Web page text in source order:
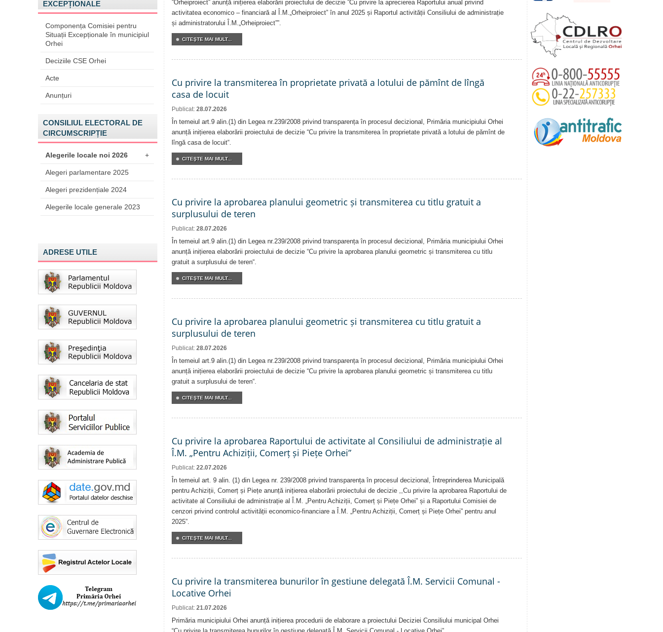
EXCEPȚIONALE
Componența Comisiei pentru
Situații Excepționale în municipiul
Orhei
Deciziile CSE Orhei
Acte
Anunțuri
CONSILIUL ELECTORAL DE
CIRCUMSCRIPȚIE
Alegerile locale noi 2026 +
Alegeri parlamentare 2025
Alegeri prezidențiale 2024
Alegerile locale generale 2023
ADRESE UTILE
”Orheiproiect” anunță inițierea elaborării proiectului de decizie ”Cu privire la aprecierea Raportului anual privind
activitatea economico – financiară al Î.M.„Orheiproiect” în anul 2025 și Raportul activității Consiliului de administrație
și administratorului Î.M.„Orheiproiect””.
CITEŞTE MAI MULT...
Cu privire la transmiterea în proprietate privată a lotului de pămînt de lîngă
casa de locuit
Publicat: 28.07.2026
În temeiul art.9 alin.(1) din Legea nr.239/2008 privind transparența în procesul decizional, Primăria municipiului Orhei
anunță inițierea elaborării proiectului de decizie “Cu privire la transmiterea în proprietate privată a lotului de pămînt de
lîngă casa de locuit“.
CITEŞTE MAI MULT...
Cu privire la aprobarea planului geometric și transmiterea cu titlu gratuit a
surplusului de teren
Publicat: 28.07.2026
În temeiul art.9 alin.(1) din Legea nr.239/2008 privind transparența în procesul decizional, Primăria municipiului Orhei
anunță inițierea elaborării proiectului de decizie “Cu privire la aprobarea planului geometric și transmiterea cu titlu
gratuit a surplusului de teren“.
CITEŞTE MAI MULT...
Cu privire la aprobarea planului geometric și transmiterea cu titlu gratuit a
surplusului de teren
Publicat: 28.07.2026
În temeiul art.9 alin.(1) din Legea nr.239/2008 privind transparența în procesul decizional, Primăria municipiului Orhei
anunță inițierea elaborării proiectului de decizie “Cu privire la aprobarea planului geometric și transmiterea cu titlu
gratuit a surplusului de teren“.
CITEŞTE MAI MULT...
Cu privire la aprobarea Raportului de activitate al Consiliului de administrație al
Î.M. „Pentru Achiziții, Comerț și Piețe Orhei”
Publicat: 22.07.2026
În temeiul art. 9 alin. (1) din Legea nr. 239/2008 privind transparența în procesul decizional, Întreprinderea Municipală
pentru Achiziții, Comerț și Piețe anunță inițierea elaborării proiectului de decizie ,,Cu privire la aprobarea Raportului de
activitate al Consiliului de administrație al Î.M. „Pentru Achiziții, Comerț și Piețe Orhei” și a Raportului Comisiei de
cenzori privind controlul activității economico-financiare a Î.M. „Pentru Achiziții, Comerț și Piețe Orhei” pentru anul
2025”.
CITEŞTE MAI MULT...
Cu privire la transmiterea bunurilor în gestiune delegată Î.M. Servicii Comunal -
Locative Orhei
Publicat: 21.07.2026
Primăria municipiului Orhei anunță inițierea procedurii de elaborare a proiectului Deciziei Consiliului municipal Orhei